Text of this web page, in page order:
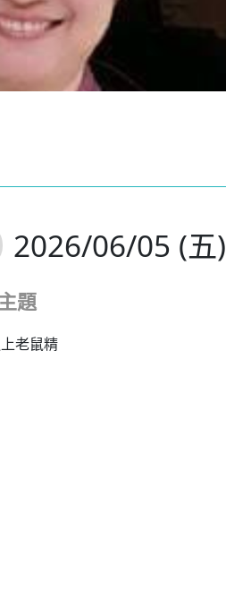
2026/06/05 (五)
題
老鼠精